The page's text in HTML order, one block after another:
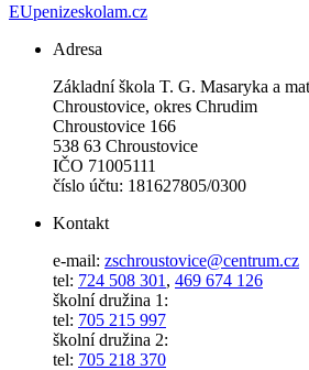
EUpenizeskolam.cz
Adresa
Základní škola T. G. Masaryka a
Chroustovice, okres Chrudim
Chroustovice 166
538 63 Chroustovice
IČO 71005111
číslo účtu: 181627805/0300
Kontakt
e-mail: zschroustovice@centrum.cz
tel: 724 508 301 , 469 674 126
školní družina 1:
tel: 705 215 997
školní družina 2:
tel: 705 218 370